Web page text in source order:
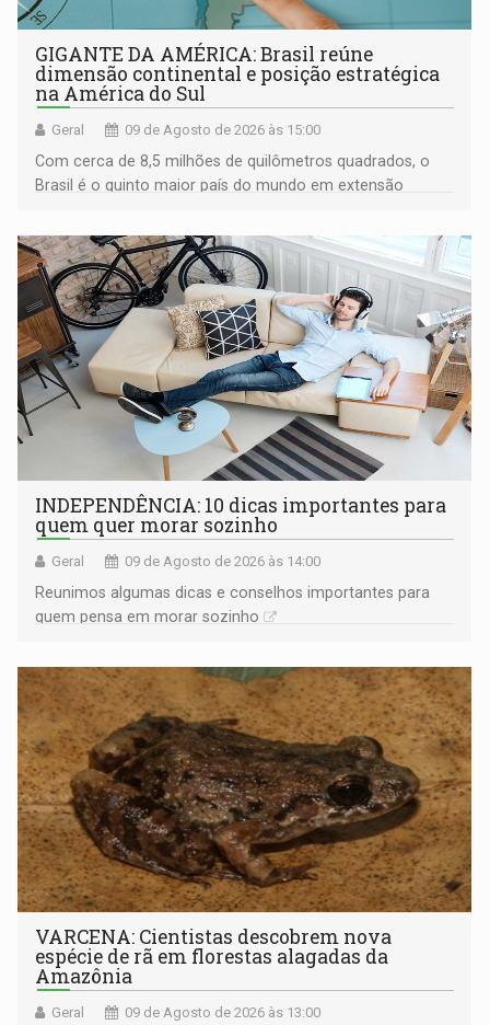
GIGANTE DA AMÉRICA: Brasil reúne
dimensão continental e posição estratégica
na América do Sul
Geral 09 de Agosto de 2026 às 15:00
Com cerca de 8,5 milhões de quilômetros quadrados, o
Brasil é o quinto maior país do mundo em extensão
INDEPENDÊNCIA: 10 dicas importantes para
quem quer morar sozinho
Geral 09 de Agosto de 2026 às 14:00
Reunimos algumas dicas e conselhos importantes para
quem pensa em morar sozinho
VARCENA: Cientistas descobrem nova
espécie de rã em florestas alagadas da
Amazônia
Geral 09 de Agosto de 2026 às 13:00